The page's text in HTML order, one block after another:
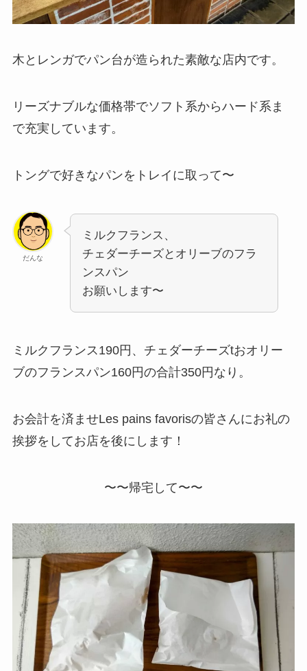
木とレンガでパン台が造られた素敵な店内です。
リーズナブルな価格帯でソフト系からハード系ま
で充実しています。
トングで好きなパンをトレイに取って〜
だんな
ミルクフランス、
チェダーチーズとオリーブのフラ
ンスパン
お願いします〜
ミルクフランス190円、チェダーチーズtおオリー
ブのフランスパン160円の合計350円なり。
お会計を済ませLes pains favorisの皆さんにお礼の
挨拶をしてお店を後にします！
〜〜帰宅して〜〜